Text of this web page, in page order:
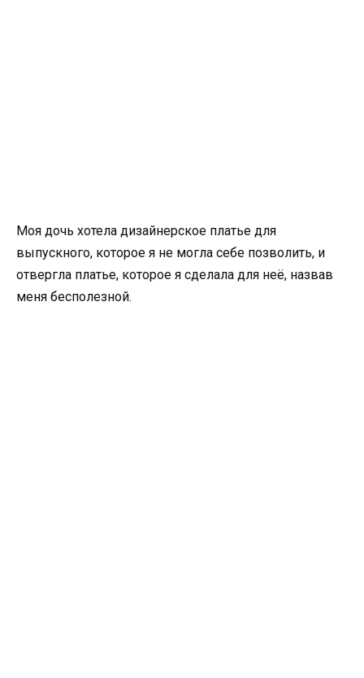
Моя дочь хотела дизайнерское платье для
выпускного, которое я не могла себе позволить, и
отвергла платье, которое я сделала для неё, назвав
меня бесполезной.